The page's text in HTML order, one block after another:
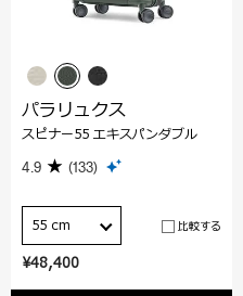
¥48,400
パラリュクス
スピナー55 エキスパンダブル
4.9 (133)
55 cm 比較する